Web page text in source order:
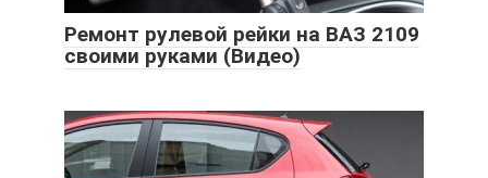
Ремонт рулевой рейки на ВАЗ 2109
своими руками (Видео)